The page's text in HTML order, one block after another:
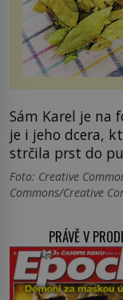
Sám Karel je na
je i jeho dcera,
strčila prst do
Foto: Creative
Commons/Creative
PRÁVĚ V